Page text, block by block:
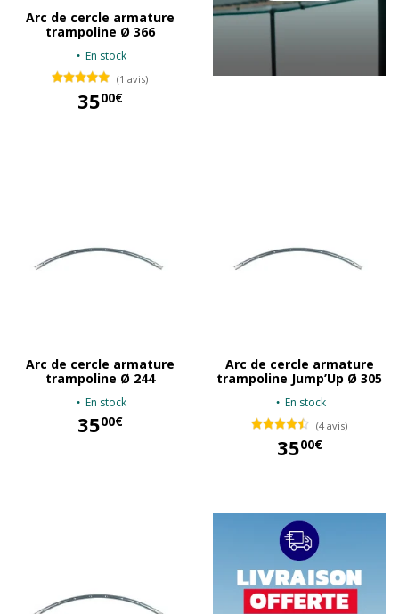
Arc de cercle armature
trampoline Ø 366
En stock
(1 avis)
3500€
Arc de cercle armature
trampoline Ø 244
En stock
3500€
Arc de cercle armature
trampoline Jump’Up Ø 305
En stock
(4 avis)
3500€